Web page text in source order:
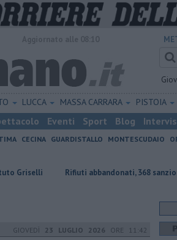
LUCCA MASSA CARRARA PISTOIA
Eventi Sport Blog
CECINA GUARDISTALLO MONTESCUDAIO
Rifiuti abbandonati, 368 sanzioni da inizio
GIOVEDÌ 23 LUGLIO 2026 ORE 11:42